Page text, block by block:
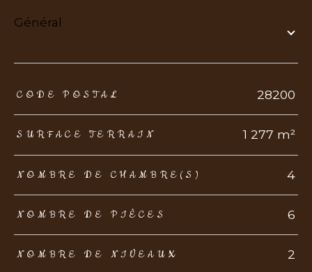
général
TRAD_ZEPHYR_Caracteristique TRAD_ZEPHYR_Valeurs
CODE POSTAL 28200
SURFACE TERRAIN 1 277 m²
NOMBRE DE CHAMBRE(S) 4
NOMBRE DE PIÈCES 6
NOMBRE DE NIVEAUX 2